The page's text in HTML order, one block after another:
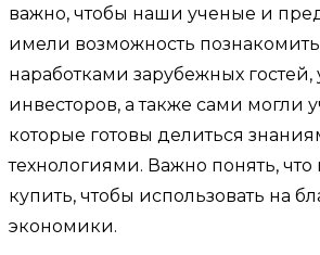
важно, чтобы наши ученые и
имели возможность
наработками зарубежных гостей,
инвесторов, а также сами могли
которые готовы делиться
технологиями. Важно понять,
купить, чтобы использовать на
экономики.